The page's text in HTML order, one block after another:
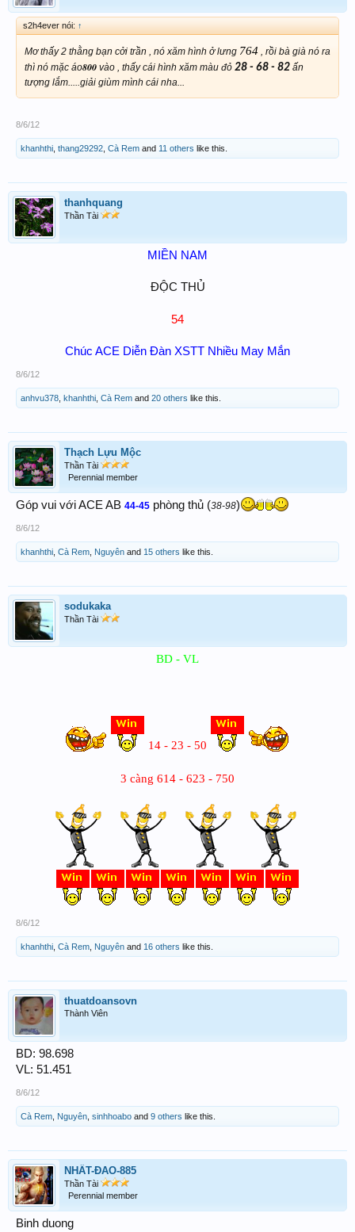
s2h4ever nói: ↑
Mơ thấy 2 thằng bạn cởi trần , nó xăm hình ở lưng 764 , rồi bà già nó ra
thì nó mặc áo800 vào , thấy cái hình xăm màu đỏ 28 - 68 - 82 ấn
tượng lắm.....giải giùm mình cái nha...
8/6/12
khanhthi thang29292 Cà Rem and 11 others like this.
thanhquang
Thần Tài
MIỀN NAM
ĐỘC THỦ
54
Chúc ACE Diễn Đàn XSTT Nhiều May Mắn
8/6/12
anhvu378 khanhthi Cà Rem and 20 others like this.
Thạch Lựu Mộc
Thần Tài
Perennial member
Góp vui với ACE AB 44-45 phòng thủ (38-98)
8/6/12
khanhthi Cà Rem Nguyên and 15 others like this.
sodukaka
Thần Tài
BD - VL​
14 - 23 - 50
3 càng 614 - 623 - 750
8/6/12
khanhthi Cà Rem Nguyên and 16 others like this.
thuatdoansovn
Thành Viên
BD: 98.698
VL: 51.451
8/6/12
Cà Rem Nguyên sinhhoabo and 9 others like this.
NHẤT-ĐAO-885
Thần Tài
Perennial member
Binh duong